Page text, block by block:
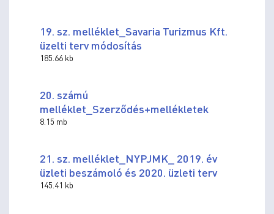
19. sz. melléklet_Savaria Turizmus Kft.
üzelti terv módosítás
185.66 kb
20. számú
melléklet_Szerződés+mellékletek
8.15 mb
21. sz. melléklet_NYPJMK_ 2019. év
üzleti beszámoló és 2020. üzleti terv
145.41 kb